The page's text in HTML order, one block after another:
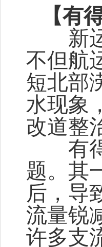
【有
新运
不但航
短北部
水现象
改道整
有得
题。其
后，导
流量锐
许多支